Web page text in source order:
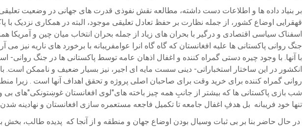
بر بنیاد داده ها و اطلاعات دست داشته، مطالعه نقش نفوذی قدرت های جهانی در وضعیت
قهقرایی اوضاع کشور، از جمله نظارت بر حفظ تعادل تعلیقی موجود، البته در همکاری
اسفناک سیاسی اقتصادی و درگیر با بحران های زیاد از جمله بحران انتخاب میان چین و
جنگ روانی پاکستانی ها علیه افغانستان که گاه گاه انرا عوامفریبانه با برخورد های ناریه
با آنها. با وجود چیره دستی گمراه کننده و اغفال اذهان عامه توسط پاکستانی ها در جنگ
انکشور در این ساختار استخباراتی- دینی سست مایه ای اجیر، نیز بسیار ضعیف و ناممکن
روانی گمراه کننده برای خرید وقت برای صاحبان اصلی پروژه و تحقق اهداف آنها است . زیرا
شب بازی پاکستانی ها که بیشتر از جانبِ همه چیز باخته های"لوی افغانستان غوښتونکی"های بی
تنها خود فریبانه بل هدفِ اغفال جامعه تا تکمیل فاجعه مستعمره سازی افغانستان و نهادینه
در حال حاضر بنا بر بی ثبات وسیال بودن اوضاع جهان و منطقه و از آنجا که پدیده طالب،